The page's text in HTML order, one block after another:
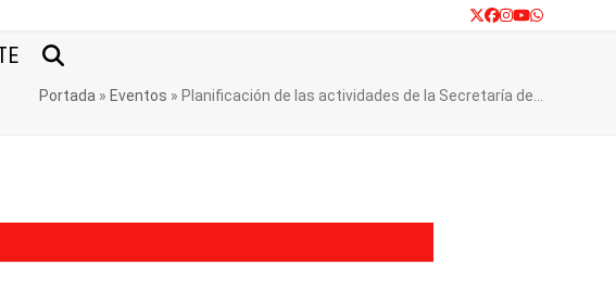
Twitter
Facebook
Instagram
YouTube
Whatsapp
Portada» Eventos » Planificación de las actividades de la Secretaría de…